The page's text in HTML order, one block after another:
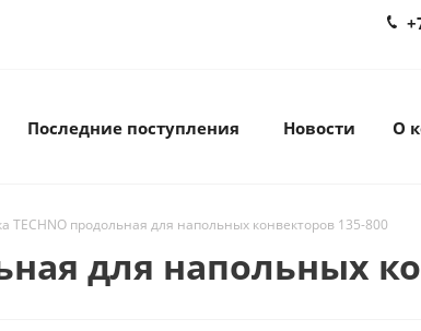
Последние поступления Новости О
TECHNO продольная для напольных конвекторов 135-800
для напольных